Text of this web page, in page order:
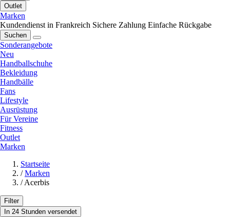
Outlet
Marken
Kundendienst in Frankreich Sichere Zahlung Einfache Rückgabe
Suchen
Sonderangebote
Neu
Handballschuhe
Bekleidung
Handbälle
Fans
Lifestyle
Ausrüstung
Für Vereine
Fitness
Outlet
Marken
Startseite
/ Marken
/Acerbis
Filter
In 24 Stunden versendet